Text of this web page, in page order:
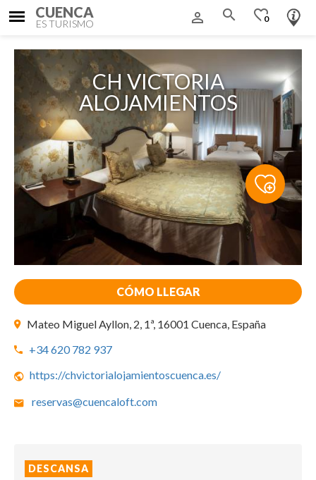
CUENCA
ES TURISMO person_outline search favorite_border
0
CÓMO LLEGAR
Mateo Miguel Ayllon, 2, 1ª, 16001 Cuenca, España
+34 620 782 937
https://chvictorialojamientoscuenca.es/
reservas@cuencaloft.com
DESCANSA
CH VICTORIA
ALOJAMIENTOS